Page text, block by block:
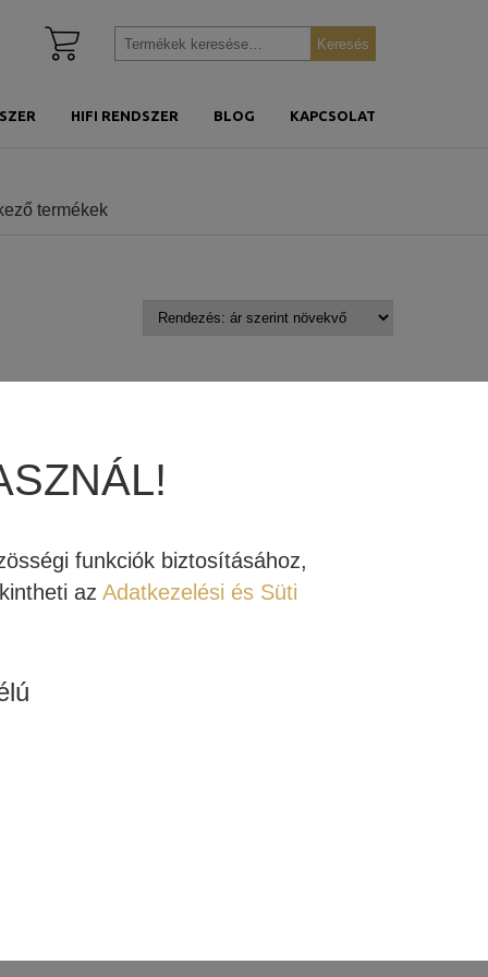
HIFI RENDSZER BLOG KAPCSOLAT
Kosár
Keresés
Keresés
termékek
funkciók biztosításához,
az Adatkezelési és Süti